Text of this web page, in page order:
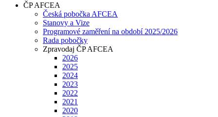
ČP AFCEA
Česká pobočka AFCEA
Stanovy a Vize
Programové zaměření na období 2025/2026
Rada pobočky
Zpravodaj ČP AFCEA
2026
2025
2024
2023
2022
2021
2020